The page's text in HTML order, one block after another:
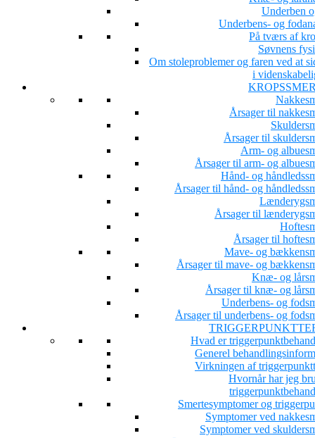
Underben
Underbens- og
På tværs af
Søvnens
Om stoleproblemer og faren ved at
i
Årsager til
Årsager til
Arm- og
Årsager til arm- og
Hånd- og
Årsager til hånd- og
Årsager til
Årsager til
Mave- og
Årsager til mave- og
Knæ- og
Årsager til knæ- og
Underbens- og
Årsager til underbens- og
Hvad er
Generel
Virkningen af
Hvornår har jeg
Smertesymptomer og
Symptomer ved
Symptomer ved